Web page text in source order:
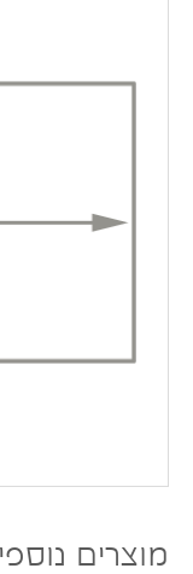
מוצרים